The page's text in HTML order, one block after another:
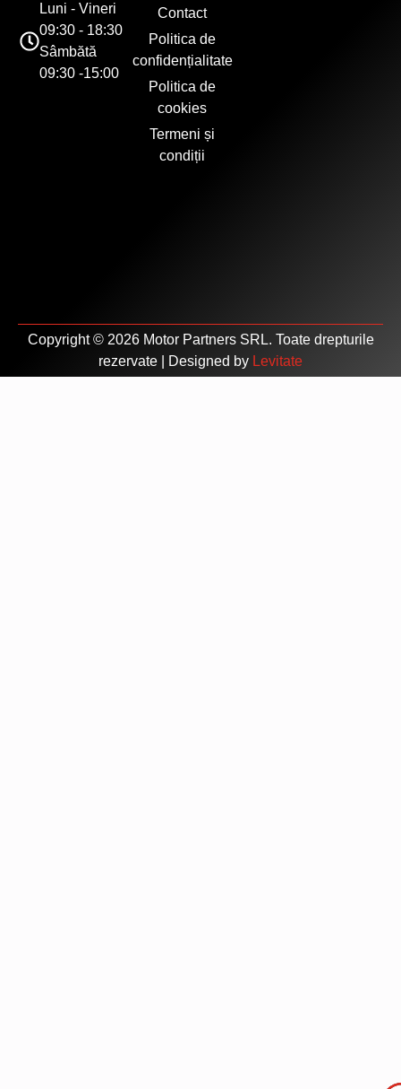
Luni - Vineri
09:30 - 18:30
Sâmbătă
09:30 -15:00
Contact
Politica de
confidențialitate
Politica de
cookies
Termeni și
condiții
Copyright © 2026 Motor Partners SRL. Toate drepturile
rezervate | Designed by Levitate